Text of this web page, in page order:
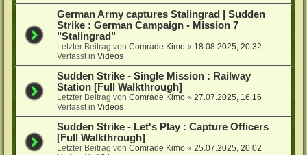
German Army captures Stalingrad | Sudden
Strike : German Campaign - Mission 7
"Stalingrad"
Letzter Beitrag vonComrade Kimo « 18.08.2025, 20:32
Verfasst inVideos
Sudden Strike - Single Mission : Railway
Station [Full Walkthrough]
Letzter Beitrag vonComrade Kimo «27.07.2025, 16:16
Verfasst inVideos
Sudden Strike - Let's Play : Capture Officers
[Full Walkthrough]
Letzter Beitrag vonComrade Kimo «25.07.2025, 20:02